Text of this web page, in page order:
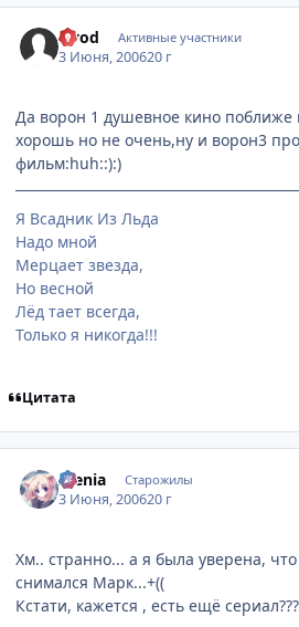
Ovod Активные участники
3 Июня, 200620 г
Да ворон 1 душевное кино поближе
хорошь но не очень,ну и ворон3
фильм:huh::):)
Я Всадник Из Льда
Надо мной
Мерцает звезда,
Но весной
Лёд тает всегда,
Только я никогда!!!
Цитата
Alenia Старожилы
3 Июня, 200620 г
Хм.. странно... а я была уверена,
снимался Марк...+((
Кстати, кажется , есть ещё сериал???